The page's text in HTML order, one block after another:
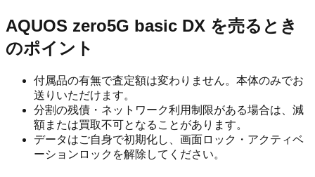
AQUOS zero5G basic DX を売るとき
のポイント
付属品の有無で査定額は変わりません。本体のみでお
送りいただけます。
分割の残債・ネットワーク利用制限がある場合は、減
額または買取不可となることがあります。
データはご自身で初期化し、画面ロック・アクティベ
ーションロックを解除してください。